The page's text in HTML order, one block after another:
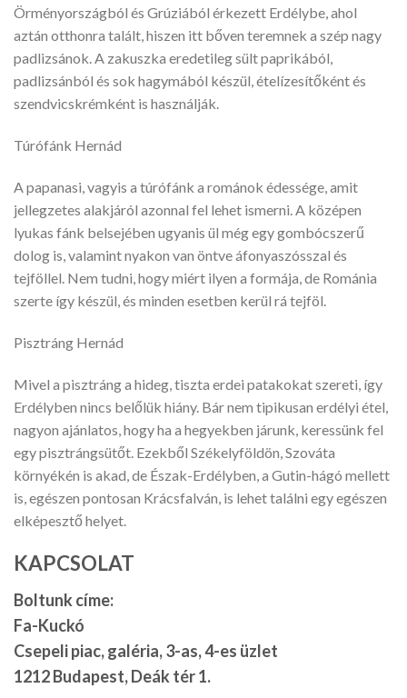
Örményországból és Grúziából érkezett Erdélybe, ahol
aztán otthonra talált, hiszen itt bőven teremnek a szép nagy
padlizsánok. A zakuszka eredetileg sült paprikából,
padlizsánból és sok hagymából készül, ételízesítőként és
szendvicskrémként is használják.
Túrófánk Hernád
A papanasi, vagyis a túrófánk a románok édessége, amit
jellegzetes alakjáról azonnal fel lehet ismerni. A középen
lyukas fánk belsejében ugyanis ül még egy gombócszerű
dolog is, valamint nyakon van öntve áfonyaszósszal és
tejföllel. Nem tudni, hogy miért ilyen a formája, de Románia
szerte így készül, és minden esetben kerül rá tejföl.
Pisztráng Hernád
Mivel a pisztráng a hideg, tiszta erdei patakokat szereti, így
Erdélyben nincs belőlük hiány. Bár nem tipikusan erdélyi étel,
nagyon ajánlatos, hogy ha a hegyekben járunk, keressünk fel
egy pisztrángsütőt. Ezekből Székelyföldön, Szováta
környékén is akad, de Észak-Erdélyben, a Gutin-hágó mellett
is, egészen pontosan Krácsfalván, is lehet találni egy egészen
elképesztő helyet.
KAPCSOLAT
Boltunk címe:
Fa-Kuckó
Csepeli piac, galéria, 3-as, 4-es üzlet
1212 Budapest, Deák tér 1.